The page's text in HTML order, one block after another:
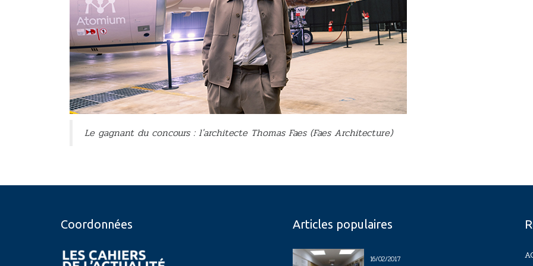
Le gagnant du concours : l'architecte Thomas Faes (Faes Architecture)
Coordonnées Articles populaires
16/02/2017